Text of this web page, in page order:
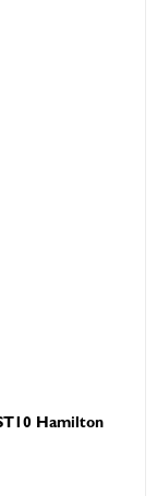
Hamilton